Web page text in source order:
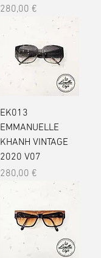
Prix
280,00 €
EK013
EMMANUELLE
KHANH VINTAGE
2020 V07
Prix
280,00 €